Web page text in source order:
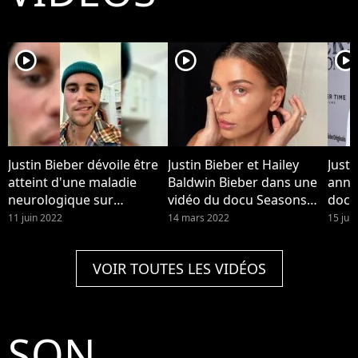
player2
Justin Bieber dévoile être
atteint d'une maladie
neurologique sur
Instagram le vendredi 10
11 juin 2022
player2
Justin Bieber et Hailey
Baldwin Bieber dans une
vidéo du docu Seasons
dispo sur YouTube. Hailey
après un caillot cérébral,
avec des symptômes
similaires à un AVC, elle
14 mars 2022
player2
15
VOIR TOUTES LES VIDÉOS